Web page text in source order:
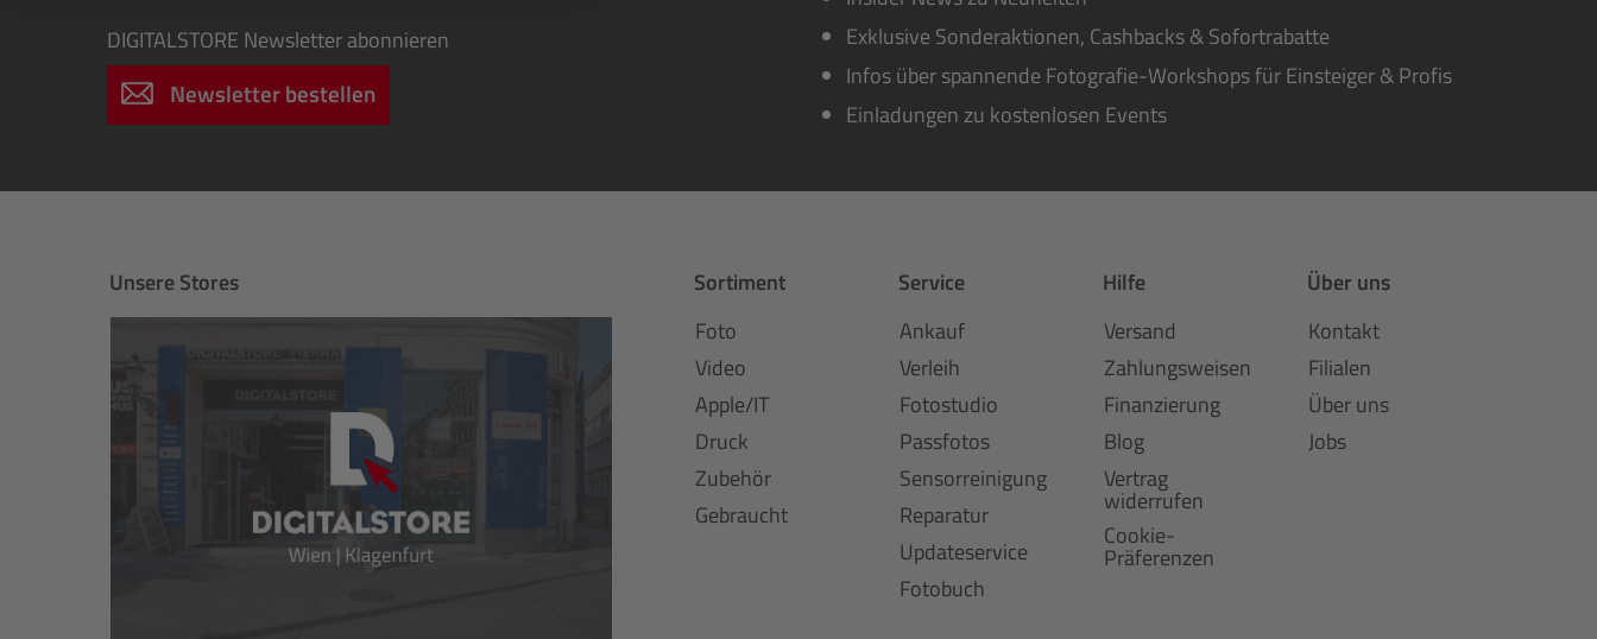
DIGITALSTORE Newsletter abonnieren
Newsletter bestellen
Exklusive Sonderaktionen, Cashbacks & Sofortrabatte
Infos über spannende Fotografie-Workshops für Einsteiger & Profis
Einladungen zu kostenlosen Events
Unsere Stores
Sortiment
Foto
Video
Apple/IT
Druck
Zubehör
Gebraucht
Service
Ankauf
Verleih
Fotostudio
Passfotos
Sensorreinigung
Reparatur
Updateservice
Fotobuch
Hilfe
Versand
Zahlungsweisen
Finanzierung
Blog
Vertrag
widerrufen
Cookie-
Präferenzen
Über uns
Kontakt
Filialen
Über uns
Jobs